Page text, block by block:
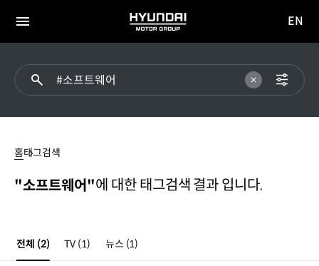
전체
HYUNDAI
MOTOR
이동
EN
홈태그검색
"소프트웨어"에 대한 태그검색 결과 입니다.
전체 (2) TV (1) 뉴스 (1)